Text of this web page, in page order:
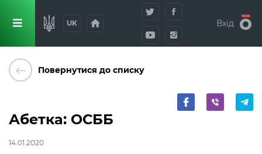
UK home Вхід
keyboard_backspace Повернутися до списку
Абетка: ОСББ
14.01.2020